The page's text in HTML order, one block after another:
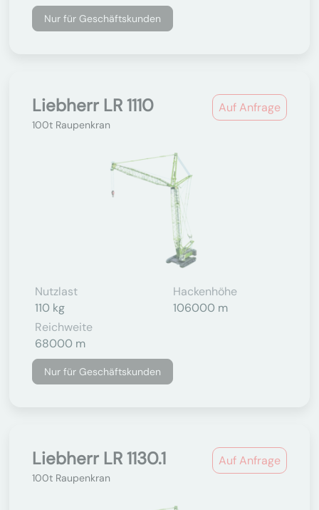
Nur für Geschäftskunden
Auf Anfrage
Liebherr LR 1110
100t Raupenkran
Nutzlast
110 kg
Hackenhöhe
106000 m
Reichweite
68000 m
Nur für Geschäftskunden
Auf Anfrage
Liebherr LR 1130.1
100t Raupenkran